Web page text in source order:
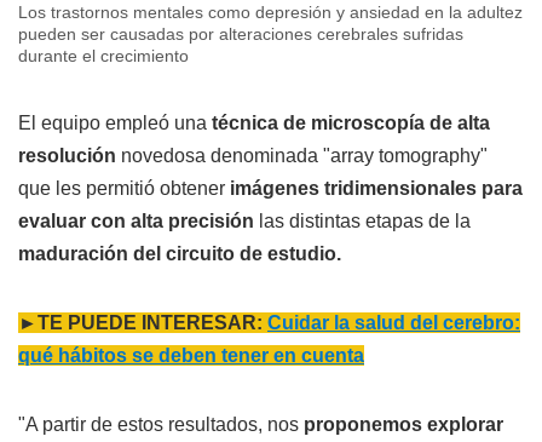
Los trastornos mentales como depresión y ansiedad en la adultez
pueden ser causadas por alteraciones cerebrales sufridas
durante el crecimiento
El equipo empleó una técnica de microscopía de alta
resolución novedosa denominada "array tomography"
que les permitió obtener imágenes tridimensionales para
evaluar con alta precisión las distintas etapas de la
maduración del circuito de estudio.
►TE PUEDE INTERESAR: Cuidar la salud del cerebro:
qué hábitos se deben tener en cuenta
"A partir de estos resultados, nos proponemos explorar